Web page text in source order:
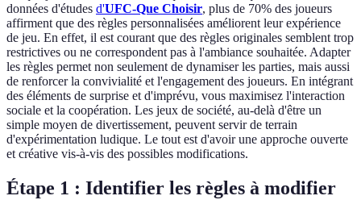
données d'études d'UFC-Que Choisir, plus de 70% des joueurs
affirment que des règles personnalisées améliorent leur expérience
de jeu. En effet, il est courant que des règles originales semblent trop
restrictives ou ne correspondent pas à l'ambiance souhaitée. Adapter
les règles permet non seulement de dynamiser les parties, mais aussi
de renforcer la convivialité et l'engagement des joueurs. En intégrant
des éléments de surprise et d'imprévu, vous maximisez l'interaction
sociale et la coopération. Les jeux de société, au-delà d'être un
simple moyen de divertissement, peuvent servir de terrain
d'expérimentation ludique. Le tout est d'avoir une approche ouverte
et créative vis-à-vis des possibles modifications.
Étape 1 : Identifier les règles à modifier